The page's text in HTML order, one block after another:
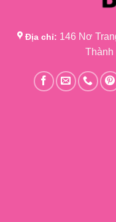
Địa chỉ: 146 Nơ
Thành